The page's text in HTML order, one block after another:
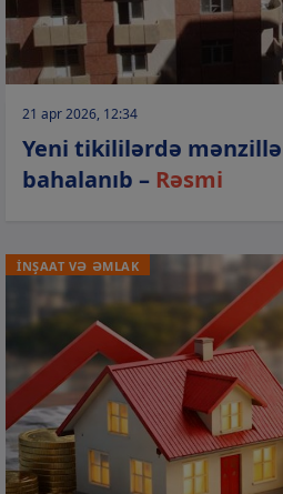
21 apr 2026, 12:34
Yeni tikililərdə
bahalanıb – Rəsmi
İNŞAAT VƏ ƏMLAK